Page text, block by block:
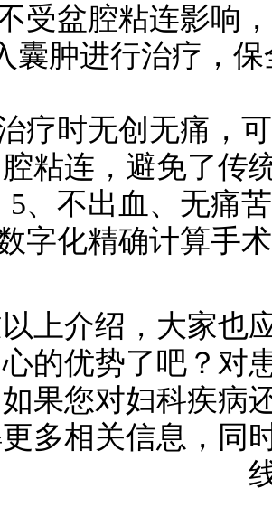
盆腔粘连影响，
囊肿进行治疗，
时无创无痛，可
腔粘连，避免了传
不出血、无痛苦
化精确计算手术
介绍，大家也应
的优势了吧？对
果您对妇科疾病
多相关信息，同